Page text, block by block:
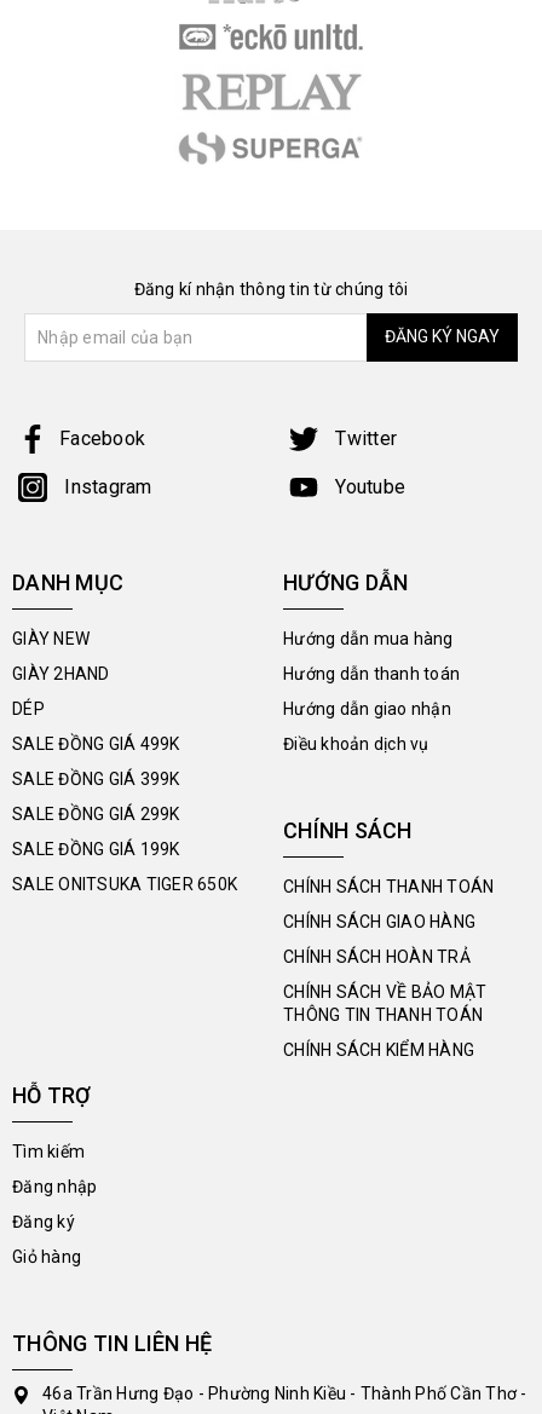
Đăng kí nhận thông tin từ chúng tôi
ĐĂNG KÝ NGAY
Facebook Twitter
Instagram Youtube
DANH MỤC
GIÀY NEW
GIÀY 2HAND
DÉP
SALE ĐỒNG GIÁ 499K
SALE ĐỒNG GIÁ 399K
SALE ĐỒNG GIÁ 299K
SALE ĐỒNG GIÁ 199K
SALE ONITSUKA TIGER 650K
HƯỚNG DẪN
Hướng dẫn mua hàng
Hướng dẫn thanh toán
Hướng dẫn giao nhận
Điều khoản dịch vụ
CHÍNH SÁCH
CHÍNH SÁCH THANH TOÁN
CHÍNH SÁCH GIAO HÀNG
CHÍNH SÁCH HOÀN TRẢ
CHÍNH SÁCH VỀ BẢO MẬT
THÔNG TIN THANH TOÁN
CHÍNH SÁCH KIỂM HÀNG
HỖ TRỢ
Tìm kiếm
Đăng nhập
Đăng ký
Giỏ hàng
THÔNG TIN LIÊN HỆ
46a Trần Hưng Đạo - Phường Ninh Kiều - Thành Phố Cần Thơ -